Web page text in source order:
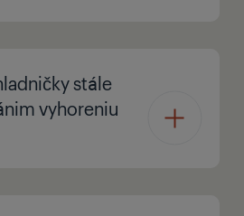
stále
vyhoreniu